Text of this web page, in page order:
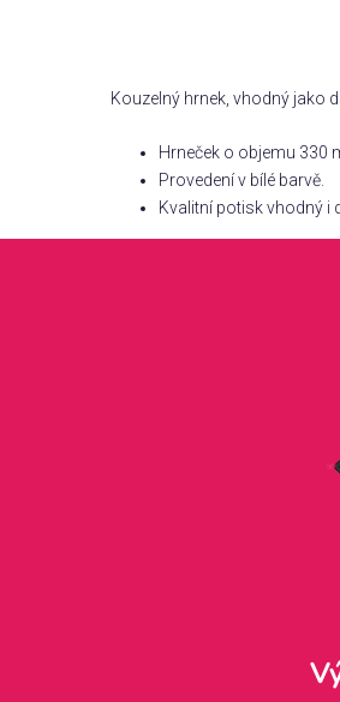
Kouzelný hrnek, vhodný jako
Hrneček o objemu 330
Provedení v bílé barvě.
Kvalitní potisk vhodný i